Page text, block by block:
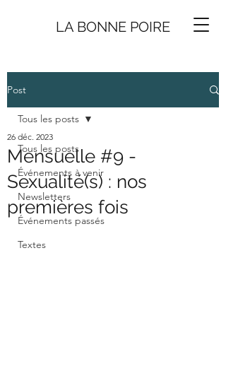
LA BONNE POIRE
Post
Tous les posts
Événements à venir
Newsletters
Événements passés
Textes
Tous les posts
Mensuelle #9 -
Sexualité(s) : nos
premières fois
26 déc. 2023